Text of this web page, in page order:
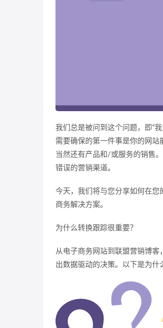
我们总是被问到这个问题，即“
需要确保的第一件事是你的网站
当然还有产品和/或服务的销售
错误的营销渠道。
今天，我们将与您分享如何在您
商务解决方案。
为什么转换跟踪很重要？
从电子商务网站到联盟营销博
出数据驱动的决策。以下是为